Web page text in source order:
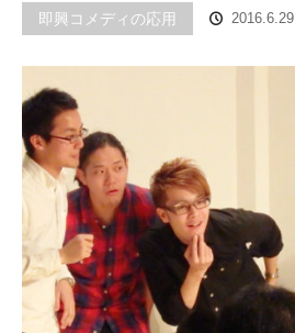
即興コメディの応用 2016.6.29